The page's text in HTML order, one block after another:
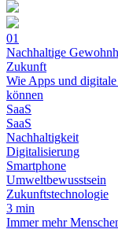
01
Nachhaltige
Zukunft
Wie Apps und
können
SaaS
SaaS
Nachhaltigkeit
Digitalisierung
Smartphone
Umweltbewusstsein
Zukunftstechnologie
3 min
Immer mehr